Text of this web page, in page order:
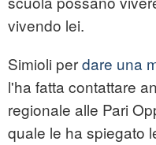
vivendo lei.
Simioli perdare una
l'ha fatta contattare
regionale alle Pari
quale le ha spiegato